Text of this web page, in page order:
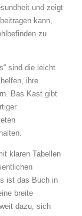
und zeigt
kann,
zu
sind die leicht
ihre
Bas Kast gibt
klaren Tabellen
ist das Buch in
breite
dazu, sich